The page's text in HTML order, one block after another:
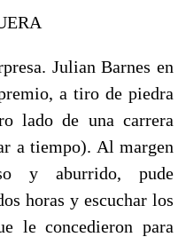
Julian Barnes en
a tiro de piedra
lado de una carrera
a tiempo). Al margen
y aburrido, pude
horas y escuchar los
le concedieron para